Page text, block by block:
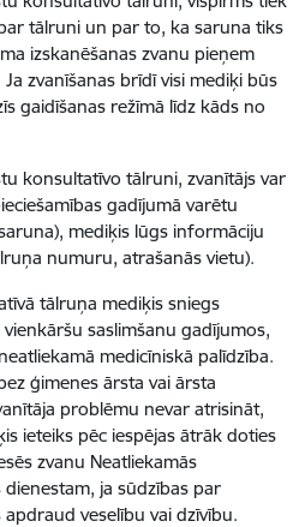
tālruni un par to, ka saruna tiks
izskanēšanas zvanu pieņem
zvanīšanas brīdī visi mediķi būs
gaidīšanas režīmā līdz kāds no
konsultatīvo tālruni, zvanītājs var
gadījumā varētu
mediķis lūgs informāciju
numuru, atrašanās vietu).
tālruņa mediķis sniegs
saslimšanu gadījumos,
medicīniskā palīdzība.
ģimenes ārsta vai ārsta
problēmu nevar atrisināt,
ieteiks pēc iespējas ātrāk doties
zvanu Neatliekamās
ja sūdzības par
veselību vai dzīvību.